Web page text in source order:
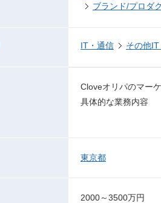
ブランド/プロダ
IT・通信 その他
Cloveオリパのマー
具体的な業務内容
東京都
2000～3500万円